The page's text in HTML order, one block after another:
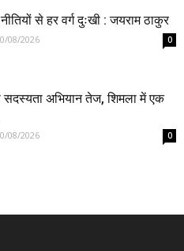
से हर वर्ग दुःखी : जयराम ठाकुर
08/2026 0
सदस्यता अभियान तेज, शिमला में एक
08/2026 0